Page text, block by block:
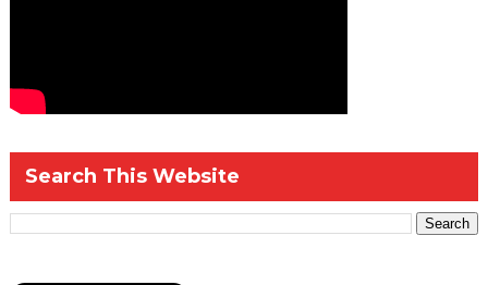
Search This Website